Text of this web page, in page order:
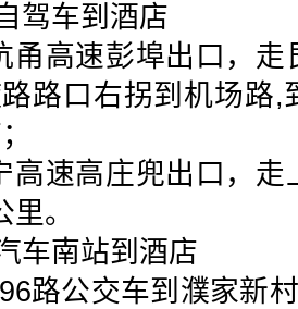
车到酒店
高速彭埠出口，走
路口右拐到机场路,
速高庄兜出口，走
。
南站到酒店
公交车到濮家新村